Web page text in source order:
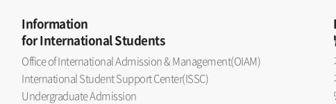
Information
for International Students
Office of International Admission & Management(OIAM)
International Student Support Center(ISSC)
Undergraduate Admission